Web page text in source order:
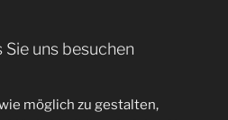
uns besuchen
möglich zu gestalten,